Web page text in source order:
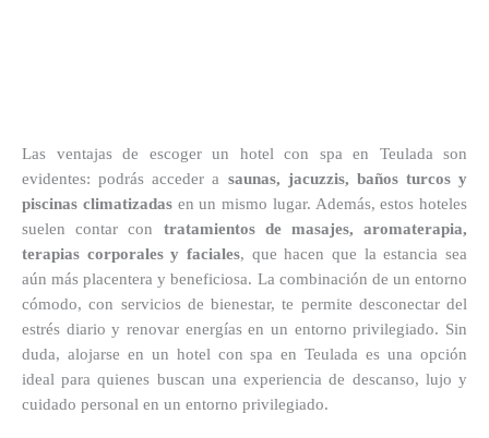
Las ventajas de escoger un hotel con spa en Teulada son
evidentes: podrás acceder a saunas, jacuzzis, baños turcos y
piscinas climatizadasen un mismo lugar. Además, estos hoteles
suelen contar con tratamientos de masajes, aromaterapia,
terapias corporales y faciales, que hacen que la estancia sea
aún más placentera y beneficiosa. La combinación de un entorno
cómodo, con servicios de bienestar, te permite desconectar del
estrés diario y renovar energías en un entorno privilegiado. Sin
duda, alojarse en un hotel con spa en Teulada es una opción
ideal para quienes buscan una experiencia de descanso, lujo y
cuidado personal en un entorno privilegiado.